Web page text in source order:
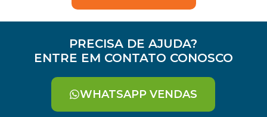
PRECISA DE AJUDA?
ENTRE EM CONTATO CONOSCO
WHATSAPP VENDAS